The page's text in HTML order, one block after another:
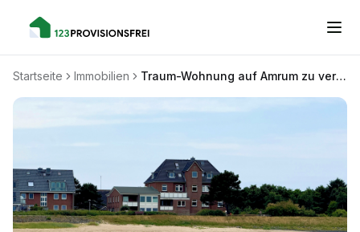
Startseite Immobilien Traum-Wohnung auf Amrum zu verkaufen, Ihre Chance auf eine Kapitalanlage oder ein Urlaubsparadies